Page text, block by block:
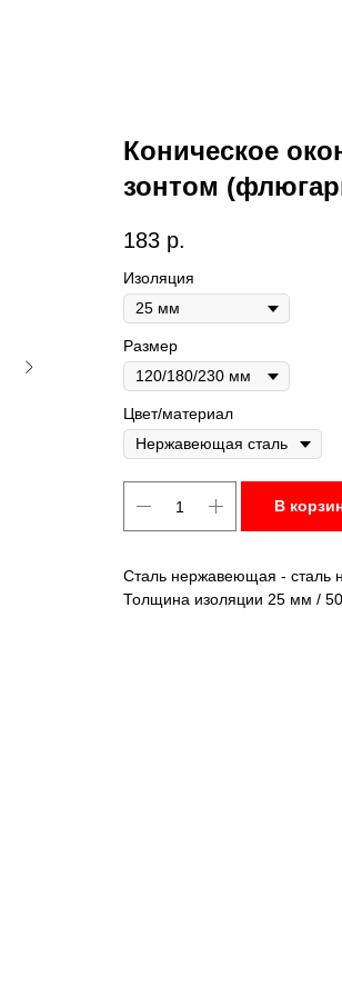
Коническое
зонтом
183 р.
Изоляция
Размер
Цвет/материал
В
Сталь нержавеющая -
Толщина изоляции 25 мм /